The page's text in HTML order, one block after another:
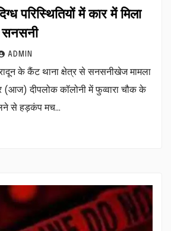
परिस्थितियों में कार में मिला
सनसनी
ADMIN
के कैंट थाना क्षेत्र से सनसनीखेज मामला
(आज) दीपलोक कॉलोनी में फुव्वारा चौक के
से हड़कंप मच…